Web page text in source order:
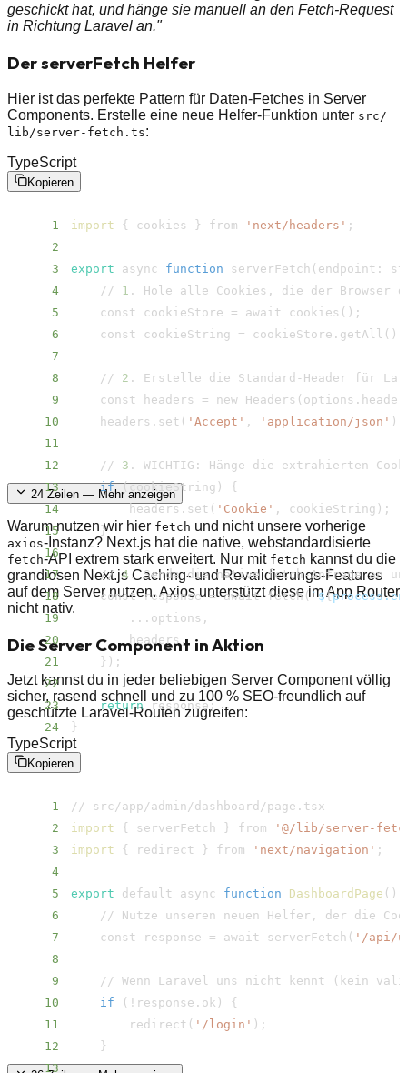
geschickt hat, und hänge sie manuell an den Fetch-Request
in Richtung Laravel an."
Der serverFetch Helfer
Hier ist das perfekte Pattern für Daten-Fetches in Server
Components. Erstelle eine neue Helfer-Funktion unter src/​
lib/​server-fetch.ts:
TypeScript
Kopieren
1 import { cookies } from 'next/​headers' ;
2
3
export async function serverFetch ( endpoint:
4
    //
1
5
    const cookieStore
= await cookies ( ) ;
6
    const cookieString
= cookieStore.getAll ( )
7
8
    //
2
9
    const headers
= new Headers (
10
    headers.set
( 'Accept' , 'application/​json' )
11
12
    //
3 . WICHTIG: Hänge die extrahierten
13
if (cookieString )
{
14
        headers.set
( 'Cookie' , cookieString ) ;
15
}
16
17
    //
4
18
    const response
= await fetch(`${
19
..
20
        headers,
21
} ) ;
22
23
return response;
24
}
24Zeilen — Mehr anzeigen
Warum nutzen wir hier fetch und nicht unsere vorherige
axios-Instanz? Next.js hat die native, webstandardisierte
fetch-API extrem stark erweitert. Nur mit fetch kannst du die
grandiosen Next.js Caching- und Revalidierungs-Features
auf dem Server nutzen. Axios unterstützt diese im App Router
nicht nativ.
Die Server Component in Aktion
Jetzt kannst du in jeder beliebigen Server Component völlig
sicher, rasend schnell und zu 100 % SEO-freundlich auf
geschützte Laravel-Routen zugreifen:
TypeScript
Kopieren
1
2
import { serverFetch } from
'@/​lib/​server-
3
import { redirect } from 'next/​navigation' ;
4
5
export default async function DashboardPage ( )
6
7
    const response
= await serverFetch ( '/​api/​
8
9
    // Wenn Laravel uns nicht kennt
( kein
10
if ( ! response.ok )
{
11
        redirect
( '/​login' ) ;
12
}
13